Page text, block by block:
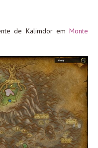
de Kalimdor em Monte